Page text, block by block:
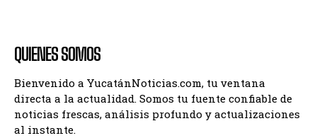
QUIENES SOMOS
Bienvenido a YucatánNoticias.com, tu ventana
directa a la actualidad. Somos tu fuente confiable de
noticias frescas, análisis profundo y actualizaciones
al instante.